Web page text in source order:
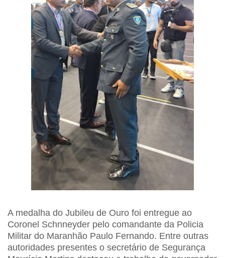
A medalha do Jubileu de Ouro foi entregue ao
Coronel Schnneyder pelo comandante da Policia
Militar do Maranhão Paulo Fernando. Entre outras
autoridades presentes o secretário de Segurança